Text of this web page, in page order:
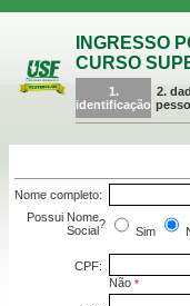
INGRESSO
CURSO
1.
identificação
2.
Nome completo:
Possui Nome
Social?
Sim
CPF:
Não *